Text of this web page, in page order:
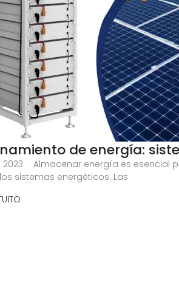
de energía:
2023 · Almacenar energía es
sistemas energéticos. Las